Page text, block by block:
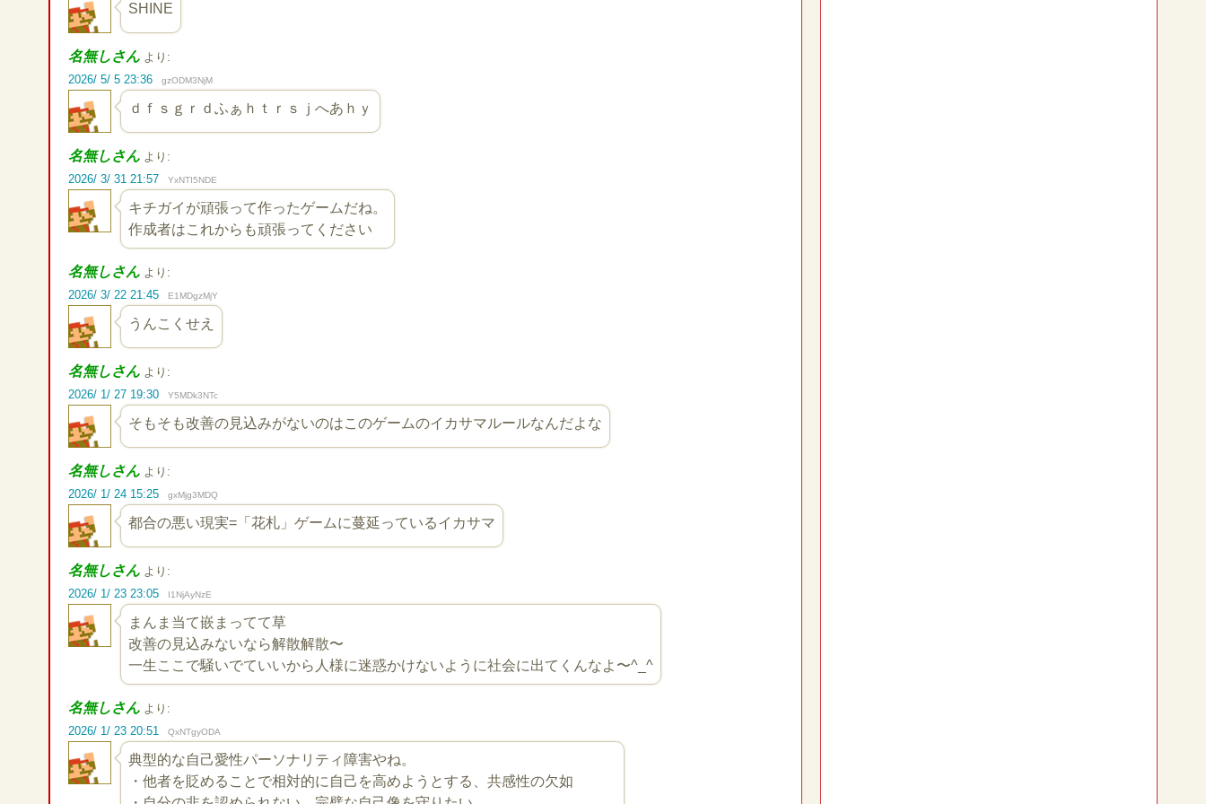
SHINE
名無しさん より:
2026/ 5/ 5 23:36
gzODM3NjM
ｄｆｓｇｒｄふぁｈｔｒｓｊへあｈｙ
名無しさん より:
2026/ 3/ 31 21:57
YxNTI5NDE
キチガイが頑張って作ったゲームだね。
作成者はこれからも頑張ってください
名無しさん より:
2026/ 3/ 22 21:45
E1MDgzMjY
うんこくせえ
名無しさん より:
2026/ 1/ 27 19:30
Y5MDk3NTc
そもそも改善の見込みがないのはこのゲームのイカサマルールなんだよな
名無しさん より:
2026/ 1/ 24 15:25
gxMjg3MDQ
都合の悪い現実=「花札」ゲームに蔓延っているイカサマ
名無しさん より:
2026/ 1/ 23 23:05
I1NjAyNzE
まんま当て嵌まってて草
改善の見込みないなら解散解散〜
一生ここで騒いでていいから人様に迷惑かけないように社会に出てくんなよ〜^_^
名無しさん より:
2026/ 1/ 23 20:51
QxNTgyODA
典型的な自己愛性パーソナリティ障害やね。
・他者を貶めることで相対的に自己を高めようとする、共感性の欠如